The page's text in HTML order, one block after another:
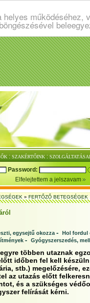
: SZAKÉRTŐINK :
Password:
Elfelejtettem a jelszavam
»FERTŐZŐ BETEGSÉGEK
egysejtű okozza - Hol fordul
- Gyógyszerszedés,
többen utaznak
időben fel kell
stb.) megelőzésére,
az utazás előtt
és a szükséges
felírását kérni.